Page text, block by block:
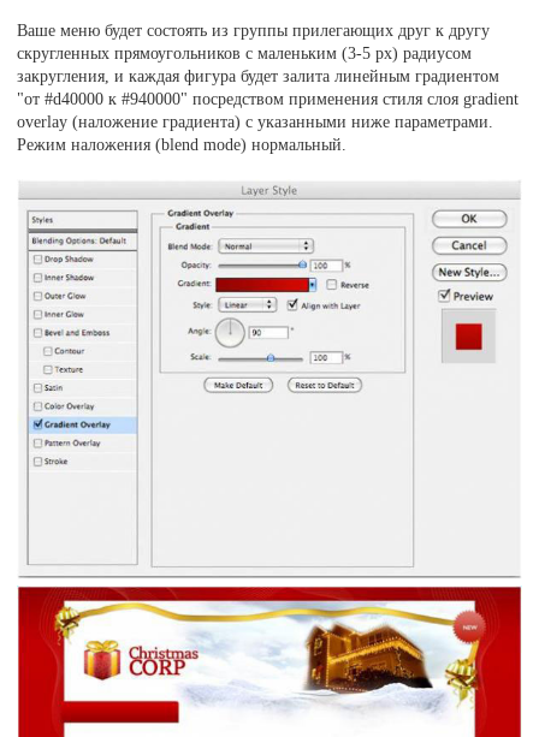
Ваше меню будет состоять из группы прилегающих друг к другу
скругленных прямоугольников с маленьким (3-5 рх) радиусом
закругления, и каждая фигура будет залита линейным градиентом
"от #d40000 к #940000" посредством применения стиля слоя gradient
overlay (наложение градиента) с указанными ниже параметрами.
Режим наложения (blend mode) нормальный.